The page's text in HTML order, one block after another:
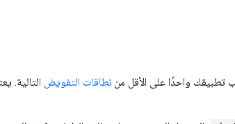
تطبيقك واحدًا على الأقل من نطاقات التفويض التالية.